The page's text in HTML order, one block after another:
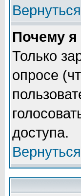
Почему я
Только
опросе
доступа.